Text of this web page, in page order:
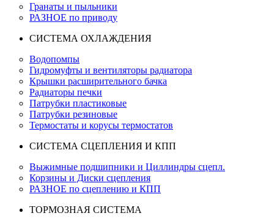
Гранаты и пыльники
РАЗНОЕ по приводу
СИСТЕМА ОХЛАЖДЕНИЯ
Водопомпы
Гидромуфты и вентиляторы радиатора
Крышки расширительного бачка
Радиаторы печки
Патрубки пластиковые
Патрубки резиновые
Термостаты и корусы термостатов
СИСТЕМА СЦЕПЛЕНИЯ И КПП
Выжимные подшипники и Циллиндры сцепл.
Корзины и Диски сцепления
РАЗНОЕ по сцеплению и КПП
ТОРМОЗНАЯ СИСТЕМА